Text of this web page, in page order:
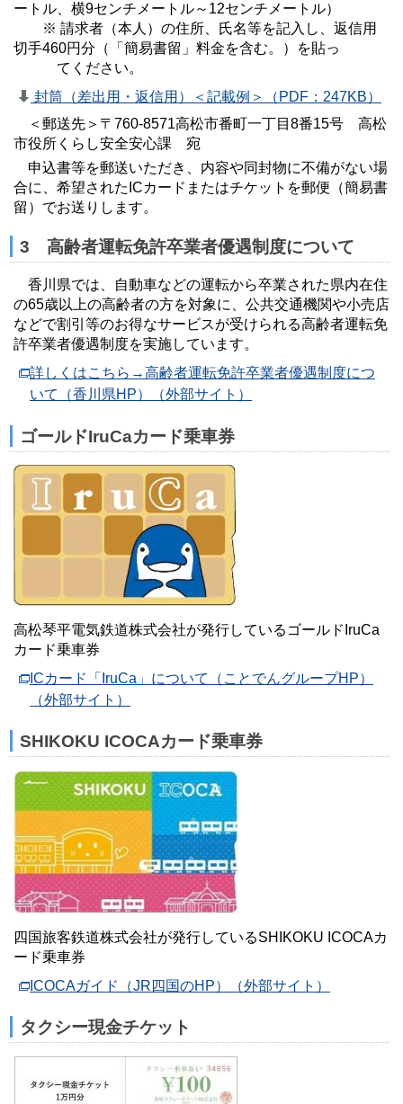
ートル、横9センチメートル～12センチメートル）
※ 請求者（本人）の住所、氏名等を記入し、返信用
切手460円分（「簡易書留」料金を含む。）を貼っ
てください。
封筒（差出用・返信用）＜記載例＞（PDF：247KB）
＜郵送先＞〒760-8571高松市番町一丁目8番15号 高松
市役所くらし安全安心課 宛
申込書等を郵送いただき、内容や同封物に不備がない場
合に、希望されたICカードまたはチケットを郵便（簡易書
留）でお送りします。
3 高齢者運転免許卒業者優遇制度について
香川県では、自動車などの運転から卒業された県内在住
の65歳以上の高齢者の方を対象に、公共交通機関や小売店
などで割引等のお得なサービスが受けられる高齢者運転免
許卒業者優遇制度を実施しています。
詳しくはこちら→高齢者運転免許卒業者優遇制度につ
いて（香川県HP）（外部サイト）
ゴールドIruCaカード乗車券
高松琴平電気鉄道株式会社が発行しているゴールドIruCa
カード乗車券
ICカード「IruCa」について（ことでんグループHP）
（外部サイト）
SHIKOKU ICOCAカード乗車券
四国旅客鉄道株式会社が発行しているSHIKOKU ICOCAカ
ード乗車券
ICOCAガイド（JR四国のHP）（外部サイト）
タクシー現金チケット